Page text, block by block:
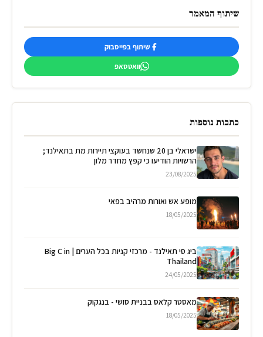
שיתוף המאמר
שיתוף בפייסבוק
וואטסאפ
כתבות נוספות
ישראלי בן 20 שנחשד בעוקצי תיירות מת בתאילנד;
הרשויות הודיעו כי קפץ מחדר מלון
23/08/2025
מופע אש ואורות מרהיב בפאי
18/05/2025
ביג סי תאילנד - מרכזי קניות בכל הערים | Big C in
Thailand
24/05/2025
מאסטר קלאס בבניית סושי - בנגקוק
18/05/2025